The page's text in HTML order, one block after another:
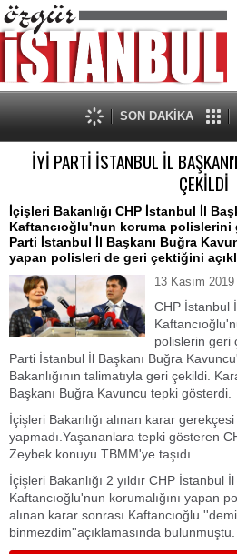
SON DAKİKA
İYİ PARTİ İSTANBUL İL
ÇEKİLDİ
İçişleri Bakanlığı CHP İstanbul İl
Kaftancıoğlu'nun koruma polislerini
Parti İstanbul İl Başkanı Buğra
yapan polisleri de geri çektiğini
13 Kasım
CHP İstanbul
polislerin geri
Parti İstanbul İl Başkanı Buğra
Bakanlığının talimatıyla geri çekildi.
Başkanı Buğra Kavuncu tepki gösterdi.
İçişleri Bakanlığı alınan karar
yapmadı.Yaşananlara tepki gösteren
Zeybek konuyu TBMM'ye taşıdı.
İçişleri Bakanlığı 2 yıldır CHP İstanbul
Kaftancıoğlu'nun korumalığını yapan
alınan karar sonrası Kaftancıoğlu
binmezdim''açıklamasında bulunmuştu.